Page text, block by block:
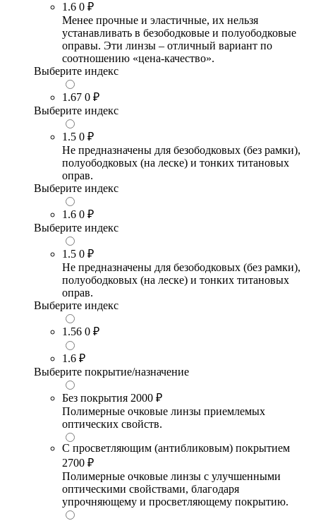
1.6 0 ₽
Менее прочные и эластичные, их нельзя
устанавливать в безободковые и полуободковые
оправы. Эти линзы – отличный вариант по
соотношению «цена-качество».
Выберите индекс
1.67 0 ₽
Выберите индекс
1.5 0 ₽
Не предназначены для безободковых (без рамки),
полуободковых (на леске) и тонких титановых
оправ.
Выберите индекс
1.6 0 ₽
Выберите индекс
1.5 0 ₽
Не предназначены для безободковых (без рамки),
полуободковых (на леске) и тонких титановых
оправ.
Выберите индекс
1.56 0 ₽
1.6 ₽
Выберите покрытие/назначение
Без покрытия 2000 ₽
Полимерные очковые линзы приемлемых
оптических свойств.
С просветляющим (антибликовым) покрытием
2700 ₽
Полимерные очковые линзы с улучшенными
оптическими свойствами, благодаря
упрочняющему и просветляющему покрытию.